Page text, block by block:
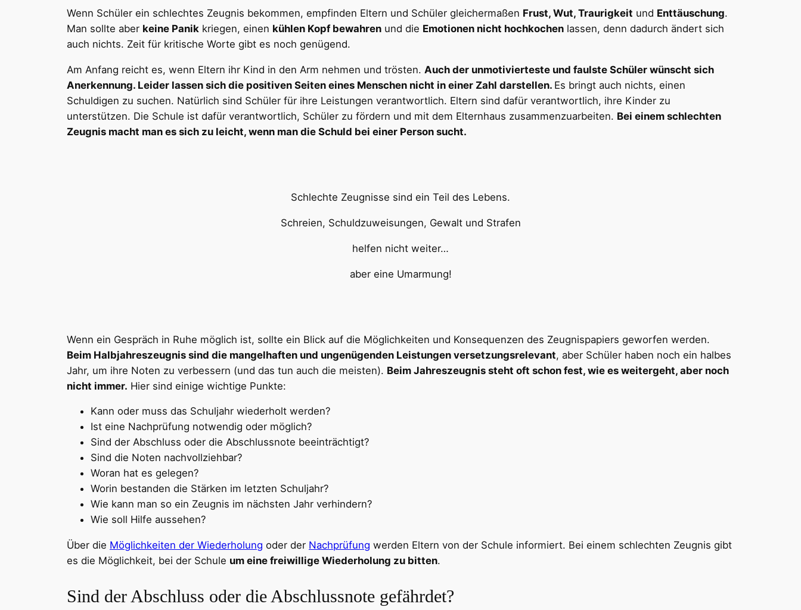
Wenn Schüler ein schlechtes Zeugnis bekommen, empfinden Eltern und Schüler gleichermaßen Frust, Wut, Traurigkeit und Enttäuschung.
Man sollte aber keine Panik kriegen, einen kühlen Kopf bewahren und die Emotionen nicht hochkochen lassen, denn dadurch ändert sich
auch nichts. Zeit für kritische Worte gibt es noch genügend.
Am Anfang reicht es, wenn Eltern ihr Kind in den Arm nehmen und trösten. Auch der unmotivierteste und faulste Schüler wünscht sich
Anerkennung. Leider lassen sich die positiven Seiten eines Menschen nicht in einer Zahl darstellen. Es bringt auch nichts, einen
Schuldigen zu suchen. Natürlich sind Schüler für ihre Leistungen verantwortlich. Eltern sind dafür verantwortlich, ihre Kinder zu
unterstützen. Die Schule ist dafür verantwortlich, Schüler zu fördern und mit dem Elternhaus zusammenzuarbeiten. Bei einem schlechten
Zeugnis macht man es sich zu leicht, wenn man die Schuld bei einer Person sucht.
Schlechte Zeugnisse sind ein Teil des Lebens.
Schreien, Schuldzuweisungen, Gewalt und Strafen
helfen nicht weiter…
aber eine Umarmung!
Wenn ein Gespräch in Ruhe möglich ist, sollte ein Blick auf die Möglichkeiten und Konsequenzen des Zeugnispapiers geworfen werden.
Beim Halbjahreszeugnis sind die mangelhaften und ungenügenden Leistungen versetzungsrelevant, aber Schüler haben noch ein halbes
Jahr, um ihre Noten zu verbessern (und das tun auch die meisten). Beim Jahreszeugnis steht oft schon fest, wie es weitergeht, aber noch
nicht immer. Hier sind einige wichtige Punkte:
Kann oder muss das Schuljahr wiederholt werden?
Ist eine Nachprüfung notwendig oder möglich?
Sind der Abschluss oder die Abschlussnote beeinträchtigt?
Sind die Noten nachvollziehbar?
Woran hat es gelegen?
Worin bestanden die Stärken im letzten Schuljahr?
Wie kann man so ein Zeugnis im nächsten Jahr verhindern?
Wie soll Hilfe aussehen?
Über die Möglichkeiten der Wiederholung oder der Nachprüfung werden Eltern von der Schule informiert. Bei einem schlechten Zeugnis gibt
es die Möglichkeit, bei der Schule um eine freiwillige Wiederholung zu bitten.
Sind der Abschluss oder die Abschlussnote gefährdet?